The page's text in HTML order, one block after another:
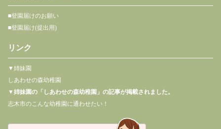
■登園届けのお願い
■登園届け(提出用)
リンク
▼姉妹園
しあわせの森幼稚園
▼姉妹園の「しあわせの森幼稚園」の記事が掲載されました。
志木市のこんな幼稚園に通わせたい！